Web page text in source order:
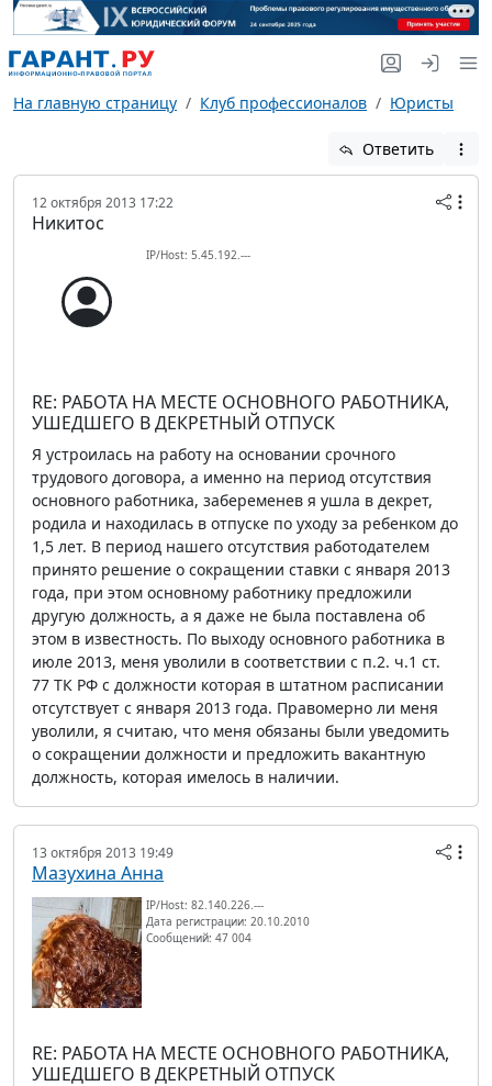
На главную страницу Клуб профессионалов Юристы
Ответить
12 октября 2013 17:22
Никитос
IP/Host: 5.45.192.---
RE: РАБОТА НА МЕСТЕ ОСНОВНОГО РАБОТНИКА,
УШЕДШЕГО В ДЕКРЕТНЫЙ ОТПУСК
Я устроилась на работу на основании срочного
трудового договора, а именно на период отсутствия
основного работника, забеременев я ушла в декрет,
родила и находилась в отпуске по уходу за ребенком до
1,5 лет. В период нашего отсутствия работодателем
принято решение о сокращении ставки с января 2013
года, при этом основному работнику предложили
другую должность, а я даже не была поставлена об
этом в известность. По выходу основного работника в
июле 2013, меня уволили в соответствии с п.2. ч.1 ст.
77 ТК РФ с должности которая в штатном расписании
отсутствует с января 2013 года. Правомерно ли меня
уволили, я считаю, что меня обязаны были уведомить
о сокращении должности и предложить вакантную
должность, которая имелось в наличии.
13 октября 2013 19:49
Мазухина Анна
IP/Host: 82.140.226.---
Дата регистрации: 20.10.2010
Сообщений: 47 004
RE: РАБОТА НА МЕСТЕ ОСНОВНОГО РАБОТНИКА,
УШЕДШЕГО В ДЕКРЕТНЫЙ ОТПУСК